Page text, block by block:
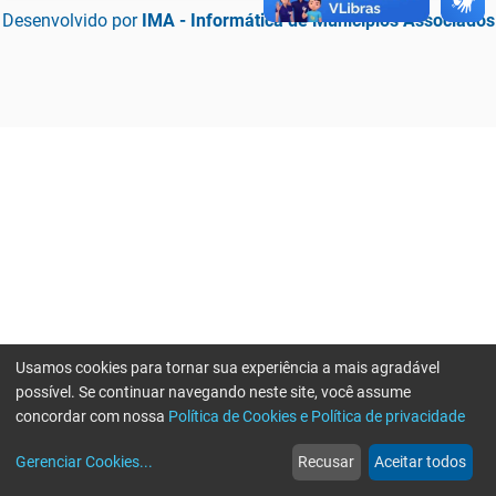
Desenvolvido por IMA - Informática de Municípios Associados
web
Notícias
more_horiz
Mais
Usamos cookies para tornar sua experiência a mais agradável
possível. Se continuar navegando neste site, você assume
concordar com nossa Política de Cookies e Política de privacidade
Gerenciar Cookies... Recusar Aceitar todos
Erro ao enviar informações, por favor tente novamente